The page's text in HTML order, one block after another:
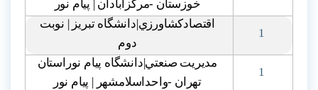
خوزستان -مرکزابادان | پيام نور
1
اقتصادکشاورزي|دانشگاه تبريز | نوبت
دوم
1
مديريت صنعتي|دانشگاه پيام نوراستان
تهران -واحداسلامشهر | پيام نور